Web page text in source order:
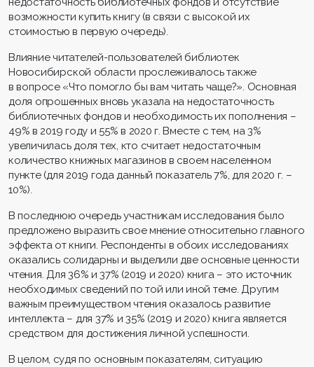
возможности купить книгу (в связи с высокой их
стоимостью в первую очередь).
Влияние читателей-пользователей библиотек
Новосибирской области прослеживалось также
в вопросе «Что помогло бы вам читать чаще?». Основная
доля опрошенных вновь указала на недостаточность
библиотечных фондов и необходимость их пополнения –
49% в 2019 году и 55% в 2020 г. Вместе с тем, на 3%
увеличилась доля тех, кто считает недостаточным
количество книжных магазинов в своем населенном
пункте (для 2019 года данный показатель 7%, для 2020 г. –
10%).
В последнюю очередь участникам исследования было
предложено выразить свое мнение относительно главного
эффекта от книги. Респонденты в обоих исследованиях
оказались солидарны и выделили две основные ценности
чтения. Для 36% и 37% (2019 и 2020) книга – это источник
необходимых сведений по той или иной теме. Другим
важным преимуществом чтения оказалось развитие
интеллекта – для 37% и 35% (2019 и 2020) книга является
средством для достижения личной успешности.
В целом, судя по основным показателям, ситуацию